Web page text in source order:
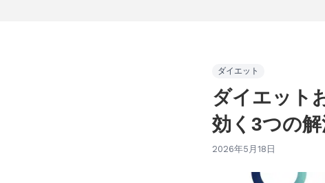
ダイエット
ダイエット
効く3つの
2026年5月18日